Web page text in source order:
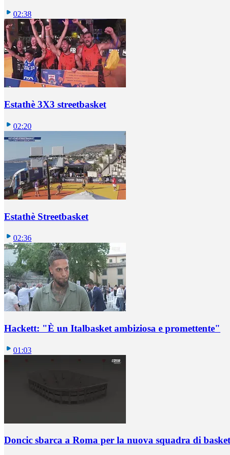
02:38
Estathè 3X3 streetbasket
02:20
Estathè Streetbasket
02:36
Hackett: "È un Italbasket ambiziosa e promettente"
01:03
Doncic sbarca a Roma per la nuova squadra di